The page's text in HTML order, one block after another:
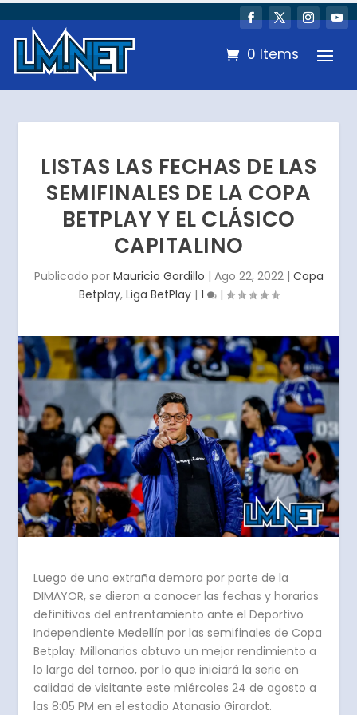
0 Items
LISTAS LAS FECHAS DE LAS
SEMIFINALES DE LA COPA
BETPLAY Y EL CLÁSICO
CAPITALINO
Publicado por Mauricio Gordillo | Ago 22, 2022| Copa
Betplay, Liga BetPlay| 1 |
Luego de una extraña demora por parte de la
DIMAYOR, se dieron a conocer las fechas y horarios
definitivos del enfrentamiento ante el Deportivo
Independiente Medellín por las semifinales de Copa
Betplay. Millonarios obtuvo un mejor rendimiento a
lo largo del torneo, por lo que iniciará la serie en
calidad de visitante este miércoles 24 de agosto a
las 8:05 PM en el estadio Atanasio Girardot.